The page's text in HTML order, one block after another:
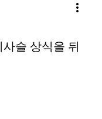
more_vert
슬 상식을 뒤